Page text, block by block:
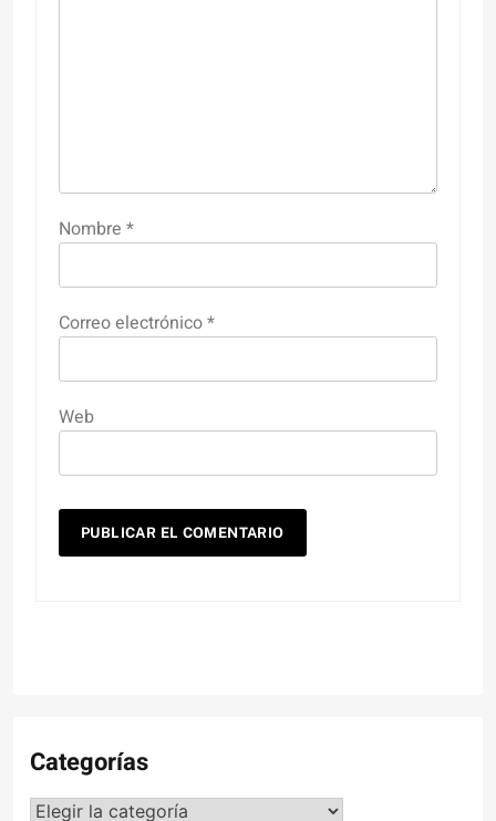
Nombre *
Correo electrónico*
Web
Categorías
Categorías